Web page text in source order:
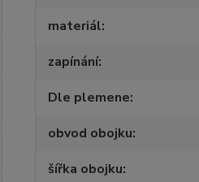
materiál
zapínání
Dle plemene
obvod obojku
šířka obojku